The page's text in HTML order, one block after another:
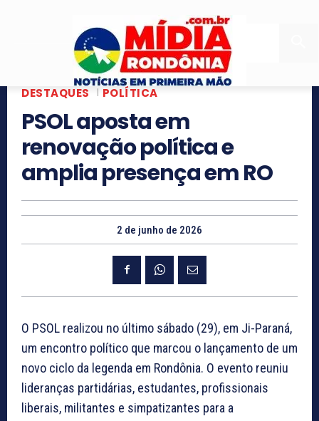
DESTAQUES POLÍTICA
PSOL aposta em
renovação política e
amplia presença em RO
2 de junho de 2026
O PSOL realizou no último sábado (29), em Ji-Paraná,
um encontro político que marcou o lançamento de um
novo ciclo da legenda em Rondônia. O evento reuniu
lideranças partidárias, estudantes, profissionais
liberais, militantes e simpatizantes para a